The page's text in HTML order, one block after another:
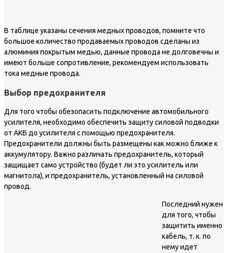
В таблице указаны сечения медных проводов, помните что
большое количество продаваемых проводов сделаны из
алюминия покрытым медью, данные провода не долговечны и
имеют больше сопротивление, рекомендуем использовать
тока медные провода.
Выбор предохранителя
Для того чтобы обезопасить подключение автомобильного
усилителя, необходимо обеспечить защиту силовой подводки
от АКБ до усилителя с помощью предохранителя.
Предохранители должны быть размещены как можно ближе к
аккумулятору. Важно различать предохранитель, который
защищает само устройство (будет ли это усилитель или
магнитола), и предохранитель, установленный на силовой
провод.
Последний нужен
для того, чтобы
защитить именно
кабель, т. к. по
нему идет